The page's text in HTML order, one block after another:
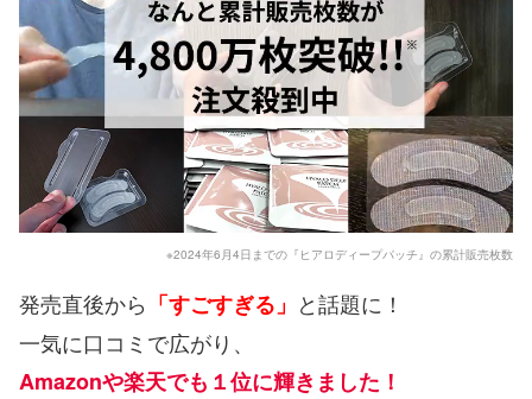
※2024年6月4日までの『ヒアロディープパッチ』の累計販売枚数
発売直後から 「すごすぎる」 と話題に！
一気に口コミで広がり、
Amazonや楽天でも１位に輝きました！